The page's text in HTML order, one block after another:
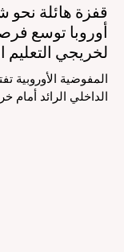
قفزة هائلة نحو
أوروبا توسع
لخريجي التعليم
المفوضية الأوروبية
الداخلي الرائد أمام